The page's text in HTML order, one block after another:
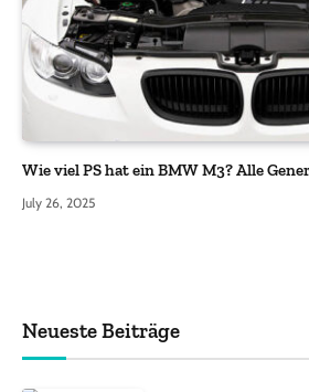
Wie viel PS hat ein BMW M3? Alle
July 26, 2025
Neueste Beiträge